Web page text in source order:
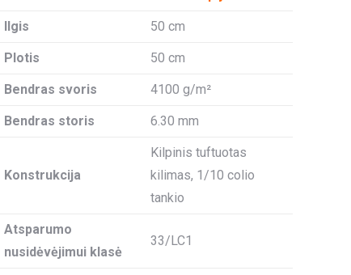
Ilgis 50 cm
Plotis 50 cm
Bendras svoris 4100 g/m²
Bendras storis 6.30 mm
Konstrukcija
Kilpinis tuftuotas
kilimas, 1/10 colio
tankio
Atsparumo
nusidėvėjimui klasė
33/LC1